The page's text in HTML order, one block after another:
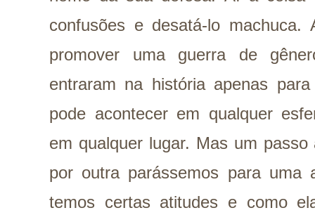
confusões e desatá-lo
promover uma guerra de
entraram na história apenas
pode acontecer em qualquer
em qualquer lugar. Mas um
por outra parássemos para uma
temos certas atitudes e como